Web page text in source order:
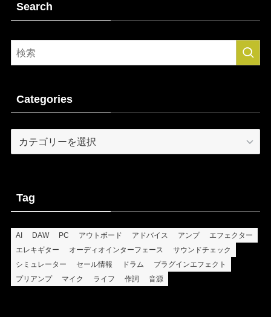
Search
Categories
Categories
Tag
AI DAW PC アウトボード アドバイス アンプ
エフェクター
エレキギター
オーディオインターフェース
サウンドチェック
シミュレーター
セール情報 ドラム
プラグインエフェクト
プリアンプ
マイク ライフ 作詞 音源